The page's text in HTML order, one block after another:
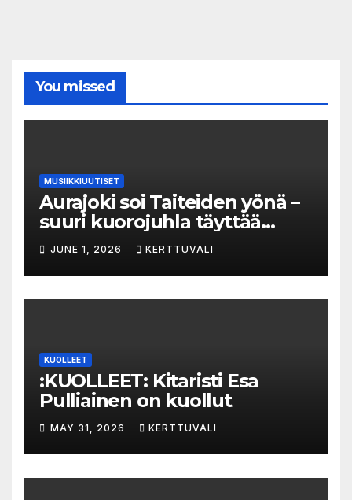
You missed
MUSIIKKIUUTISET
Aurajoki soi Taiteiden yönä –
suuri kuorojuhla täyttää
jokirannan musiikilla
JUNE 1, 2026 KERTTUVALI
KUOLLEET
:KUOLLEET: Kitaristi Esa
Pulliainen on kuollut
MAY 31, 2026 KERTTUVALI